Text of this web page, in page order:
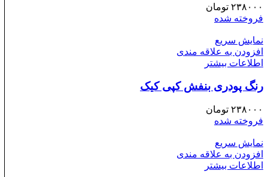
۲۳۸۰۰۰ تومان
فروخته شده
نمایش سریع
افزودن به علاقه مندی
اطلاعات بیشتر
رنگ پودری بنفش کپی کیک
۲۳۸۰۰۰ تومان
فروخته شده
نمایش سریع
افزودن به علاقه مندی
اطلاعات بیشتر